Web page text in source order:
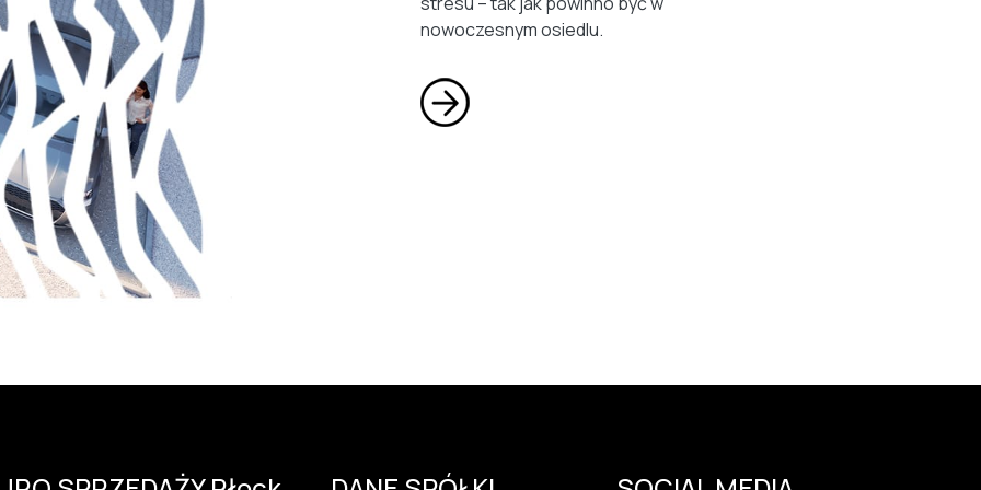
nowoczesnym osiedlu.